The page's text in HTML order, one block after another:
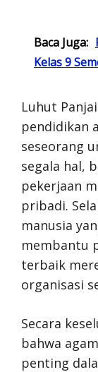
Baca Juga:
Kelas 9
Luhut
pendidikan
seseorang
segala hal,
pekerjaan
pribadi.
manusia
membantu
terbaik
organisasi
Secara
bahwa
penting